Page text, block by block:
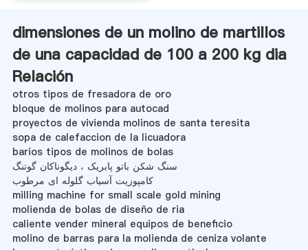
dimensiones de un molino de martillos
de una capacidad de 100 a 200 kg dia
Relación
otros tipos de fresadora de oro
bloque de molinos para autocad
proyectos de vivienda molinos de santa teresita
sopa de calefaccion de la licuadora
barios tipos de molinos de bolas
سنگ شکن باتو پابریک ، دیگوناکان گوتنگ
کامپوزیت آسیاب گلوله ای مرطوب
milling machine for small scale gold mining
molienda de bolas de diseño de ria
caliente vender mineral equipos de beneficio
molino de barras para la molienda de ceniza volante